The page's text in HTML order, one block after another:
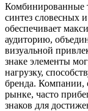
Комбинированные
синтез словесных
обеспечивает
аудиторию,
визуальной
знаке элементы
нагрузку,
бренда. Компании,
рынке, часто
знаков для